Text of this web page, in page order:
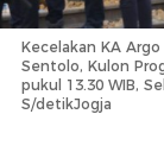
Kecelakan KA
Sentolo, Kulon
pukul 13.30 WIB,
S/detikJogja